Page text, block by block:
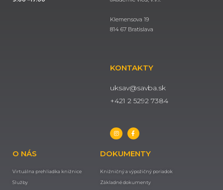
Klemensova 19
814 67 Bratislava
KONTAKTY
uksav@savba.sk
+421 2 5292 7384
O NÁS
Virtuálna prehliadka knižnice
Služby
DOKUMENTY
Knižničný a výpožičný poriadok
Základné dokumenty